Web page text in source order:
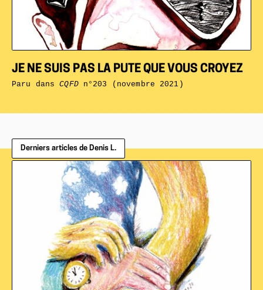
JE NE SUIS PAS LA PUTE QUE VOUS CROYEZ
Paru dansCQFDn°203 (novembre 2021)
Derniers articles de Denis L.